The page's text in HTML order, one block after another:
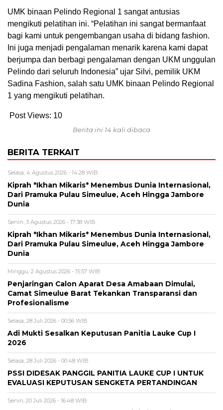
UMK binaan Pelindo Regional 1 sangat antusias
mengikuti pelatihan ini. “Pelatihan ini sangat bermanfaat
bagi kami untuk pengembangan usaha di bidang fashion.
Ini juga menjadi pengalaman menarik karena kami dapat
berjumpa dan berbagi pengalaman dengan UKM unggulan
Pelindo dari seluruh Indonesia” ujar Silvi, pemilik UKM
Sadina Fashion, salah satu UMK binaan Pelindo Regional
1 yang mengikuti pelatihan.
Post Views: 10
Berita ini 14 kali dibaca
BERITA TERKAIT
Selasa, 4 Agustus 2026 - 14:28 WIB
Kiprah *Ikhan Mikaris* Menembus Dunia Internasional,
Dari Pramuka Pulau Simeulue, Aceh Hingga Jambore
Dunia
Senin, 3 Agustus 2026 - 17:38 WIB
Kiprah *Ikhan Mikaris* Menembus Dunia Internasional,
Dari Pramuka Pulau Simeulue, Aceh Hingga Jambore
Dunia
Minggu, 2 Agustus 2026 - 15:57 WIB
Penjaringan Calon Aparat Desa Amabaan Dimulai,
Camat Simeulue Barat Tekankan Transparansi dan
Profesionalisme
Selasa, 28 Juli 2026 - 00:56 WIB
Adi Mukti Sesalkan Keputusan Panitia Lauke Cup I
2026
Selasa, 28 Juli 2026 - 00:48 WIB
PSSI DIDESAK PANGGIL PANITIA LAUKE CUP I UNTUK
EVALUASI KEPUTUSAN SENGKETA PERTANDINGAN
Senin, 20 Juli 2026 - 16:48 WIB